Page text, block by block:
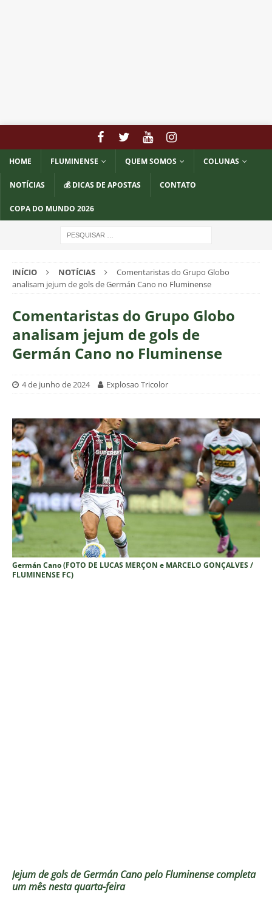
HOME FLUMINENSE QUEM SOMOS COLUNAS
NOTÍCIAS 💰 DICAS DE APOSTAS CONTATO
COPA DO MUNDO 2026
INÍCIO NOTÍCIAS
Comentaristas do Grupo Globo
analisam jejum de gols de Germán Cano no Fluminense
Comentaristas do Grupo Globo
analisam jejum de gols de
Germán Cano no Fluminense
4 de junho de 2024 Explosao Tricolor
Germán Cano (FOTO DE LUCAS MERÇON e MARCELO GONÇALVES /
FLUMINENSE FC)
Jejum de gols de Germán Cano pelo Fluminense completa
um mês nesta quarta-feira